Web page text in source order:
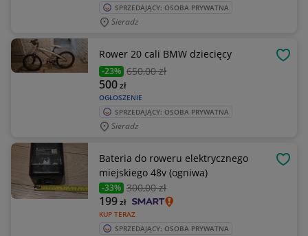
SPRZEDAJĄCY: OSOBA PRYWATNA
Sieradz
Rower 20 cali BMW dziecięcy
-23% 650,00 zł
OGŁOSZENIE
500zł
SPRZEDAJĄCY: OSOBA PRYWATNA
Sieradz
Bateria do roweru elektrycznego
miejskiego 48v (ogniwa)
-33% 300,00 zł
KUP TERAZ
199zł
SPRZEDAJĄCY: OSOBA PRYWATNA